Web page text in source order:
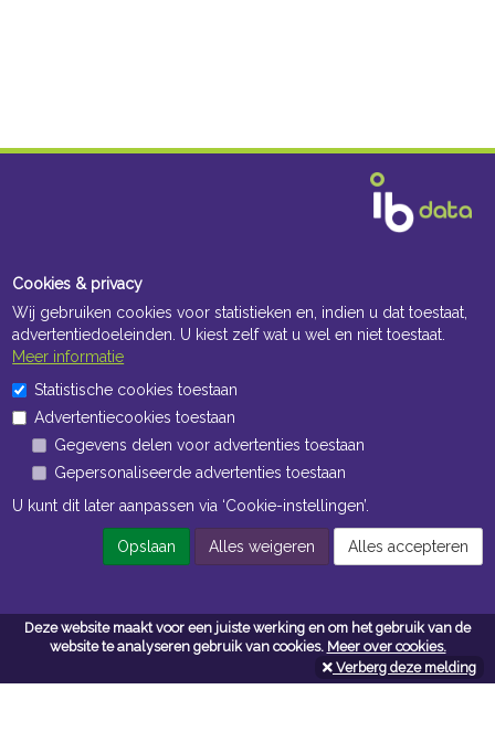
Deze website maakt voor een juiste werking en om het gebruik van de
website te analyseren gebruik van cookies. Meer over cookies.
Verberg deze melding
Openingstijden Kantoor
Openingstijden Magazijn
Navigatie
Algemene voorwaarden
Privacy
Cookies & privacy
Wij gebruiken cookies voor statistieken en, indien u dat toestaat,
advertentiedoeleinden. U kiest zelf wat u wel en niet toestaat.
Meer informatie
Statistische cookies toestaan
Advertentiecookies toestaan
Gegevens delen voor advertenties toestaan
Gepersonaliseerde advertenties toestaan
U kunt dit later aanpassen via ‘Cookie-instellingen’.
Opslaan Alles weigeren Alles accepteren